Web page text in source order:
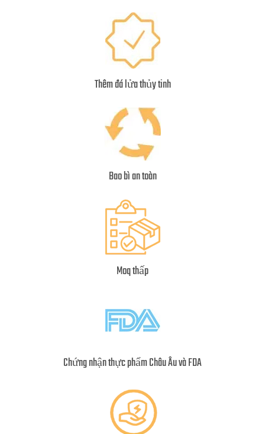
Thêm đá lửa thủy tinh
Bao bì an toàn
Moq thấp
Chứng nhận thực phẩm Châu Âu và FDA